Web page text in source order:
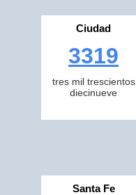
Ciudad
3319
tres mil trescientos
diecinueve
Santa Fe